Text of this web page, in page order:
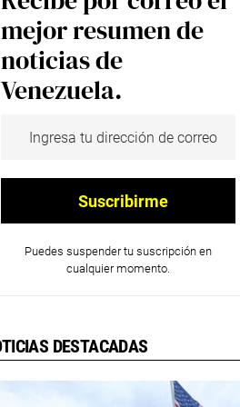
mejor resumen de
noticias de
Venezuela.
Puedes suspender tu suscripción en
cualquier momento.
DESTACADAS